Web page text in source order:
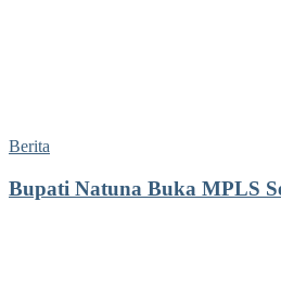
Berita
Bupati Natuna Buka MPLS